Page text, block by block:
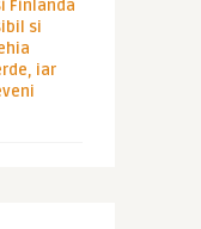
Finlanda
si
iar